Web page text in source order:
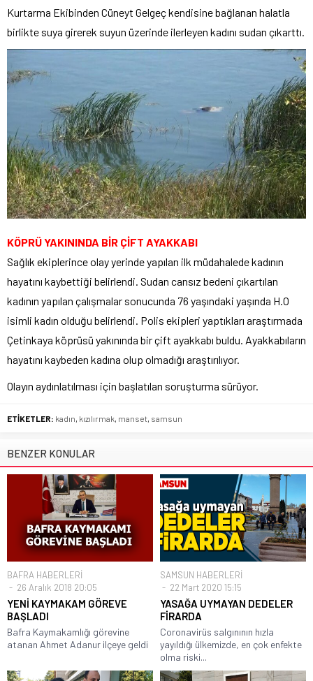
Kurtarma Ekibinden Cüneyt Gelgeç kendisine bağlanan halatla
birlikte suya girerek suyun üzerinde ilerleyen kadını sudan çıkarttı.
KÖPRÜ YAKININDA BİR ÇİFT AYAKKABI
Sağlık ekiplerince olay yerinde yapılan ilk müdahalede kadının
hayatını kaybettiği belirlendi. Sudan cansız bedeni çıkartılan
kadının yapılan çalışmalar sonucunda 76 yaşındaki yaşında H.O
isimli kadın olduğu belirlendi. Polis ekipleri yaptıkları araştırmada
Çetinkaya köprüsü yakınında bir çift ayakkabı buldu. Ayakkabıların
hayatını kaybeden kadına olup olmadığı araştırılıyor.
Olayın aydınlatılması için başlatılan soruşturma sürüyor.
ETİKETLER: kadın, kızılırmak, manset, samsun
BENZER KONULAR
BAFRA HABERLERİ
26 Aralık 2018 20:05
YENİ KAYMAKAM GÖREVE
BAŞLADI
Bafra Kaymakamlığı görevine
atanan Ahmet Adanur ilçeye geldi
SAMSUN HABERLERİ
22 Mart 2020 15:15
YASAĞA UYMAYAN DEDELER
FİRARDA
Coronavirüs salgınının hızla
yayıldığı ülkemizde, en çok enfekte
olma riski...